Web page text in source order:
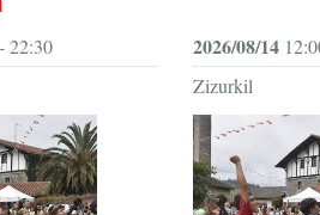
22:30
2026/08/14
Zizurkil